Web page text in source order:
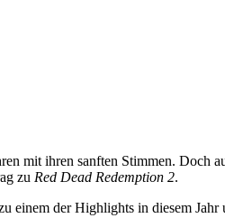
mit ihren sanften Stimmen. Doch
zu Red Dead Redemption 2.
einem der Highlights in diesem